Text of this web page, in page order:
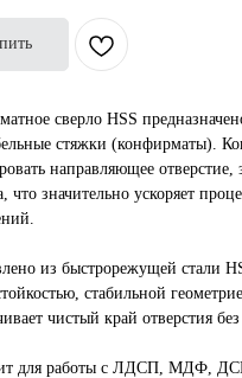
сверло HSS
стяжки (конфирматы).
направляющее
что значительно ускоряет
из быстрорежущей стали
стабильной
чистый край отверстия
для работы с ЛДСП, МДФ,